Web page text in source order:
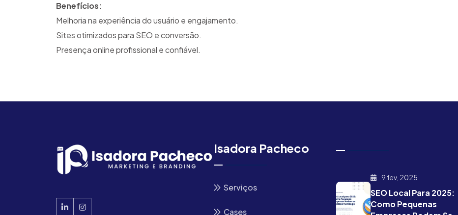
Benefícios:
Melhoria na experiência do usuário e engajamento.
Sites otimizados para SEO e conversão.
Presença online profissional e confiável.
Isadora Pacheco
Serviços
Cases
9 fev, 2025
SEO Local Para 2025:
Como Pequenas